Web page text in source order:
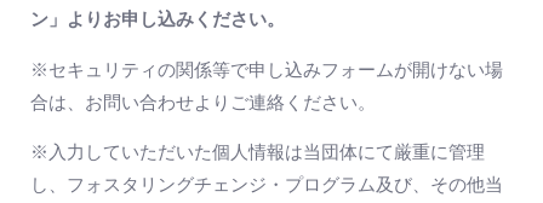
ン」よりお申し込みください。
※セキュリティの関係等で申し込みフォームが開けない場
合は、お問い合わせよりご連絡ください。
※入力していただいた個人情報は当団体にて厳重に管理
し、フォスタリングチェンジ・プログラム及び、その他当